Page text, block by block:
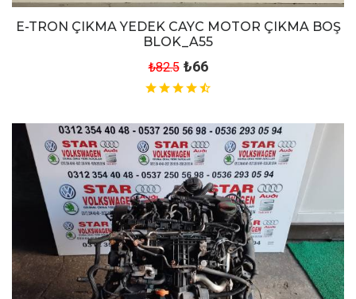
E-TRON ÇIKMA YEDEK CAYC MOTOR ÇIKMA BOŞ
BLOK_A55
₺82.5 ₺66